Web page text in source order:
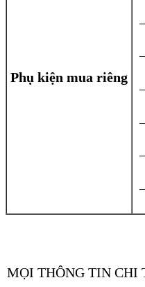
Phụ kiện mua riêng
MỌI THÔNG TIN CHI